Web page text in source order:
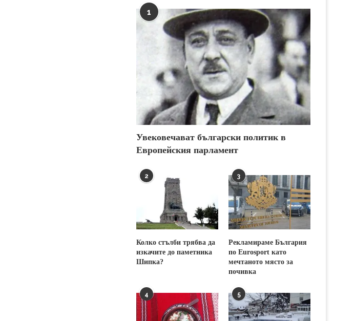
1
Увековечават български политик в
Европейския парламент
2
Колко стълби трябва да
изкачите до паметника
Шипка?
3
Рекламираме България
по Eurosport като
мечтаното място за
почивка
4 5